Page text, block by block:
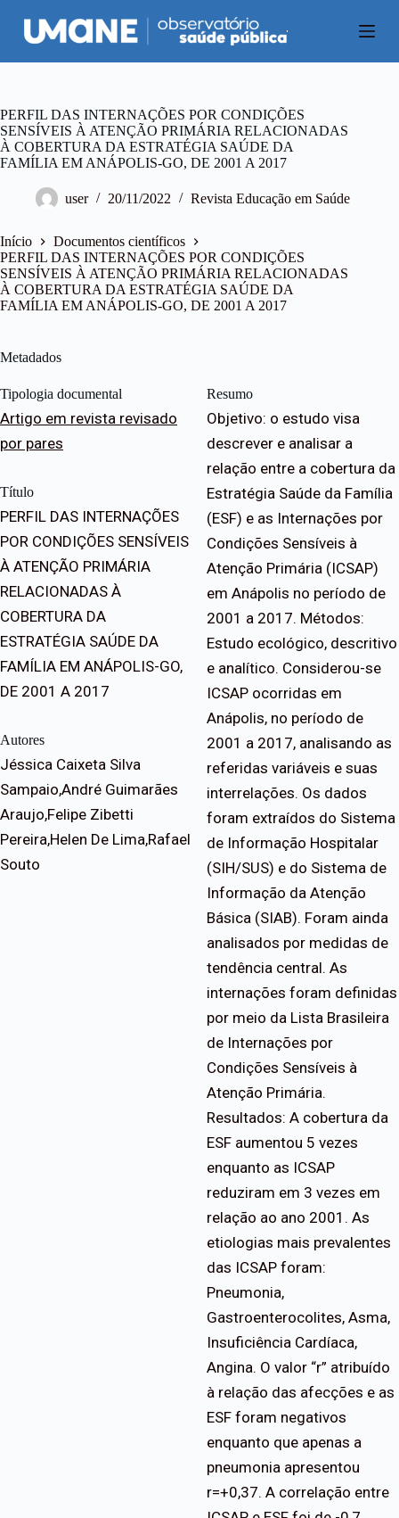
P
u
a
a
r
a
o
e
ú
d
o
PERFIL DAS INTERNAÇÕES POR CONDIÇÕES
SENSÍVEIS À ATENÇÃO PRIMÁRIA RELACIONADAS
À COBERTURA DA ESTRATÉGIA SAÚDE DA
FAMÍLIA EM ANÁPOLIS-GO, DE 2001 A 2017
user 20/11/2022 Revista Educação em Saúde
Início
Documentos científicos
PERFIL DAS INTERNAÇÕES POR CONDIÇÕES
SENSÍVEIS À ATENÇÃO PRIMÁRIA RELACIONADAS
À COBERTURA DA ESTRATÉGIA SAÚDE DA
FAMÍLIA EM ANÁPOLIS-GO, DE 2001 A 2017
Metadados
Tipologia documental
Artigo em revista revisado
por pares
Título
PERFIL DAS INTERNAÇÕES
POR CONDIÇÕES SENSÍVEIS
À ATENÇÃO PRIMÁRIA
RELACIONADAS À
COBERTURA DA
ESTRATÉGIA SAÚDE DA
FAMÍLIA EM ANÁPOLIS-GO,
DE 2001 A 2017
Autores
Jéssica Caixeta Silva
Sampaio,André Guimarães
Araujo,Felipe Zibetti
Pereira,Helen De Lima,Rafael
Souto
Resumo
Objetivo: o estudo visa
descrever e analisar a
relação entre a cobertura da
Estratégia Saúde da Família
(ESF) e as Internações por
Condições Sensíveis à
Atenção Primária (ICSAP)
em Anápolis no período de
2001 a 2017. Métodos:
Estudo ecológico, descritivo
e analítico. Considerou-se
ICSAP ocorridas em
Anápolis, no período de
2001 a 2017, analisando as
referidas variáveis e suas
interrelações. Os dados
foram extraídos do Sistema
de Informação Hospitalar
(SIH/SUS) e do Sistema de
Informação da Atenção
Básica (SIAB). Foram ainda
analisados por medidas de
tendência central. As
internações foram definidas
por meio da Lista Brasileira
de Internações por
Condições Sensíveis à
Atenção Primária.
Resultados: A cobertura da
ESF aumentou 5 vezes
enquanto as ICSAP
reduziram em 3 vezes em
relação ao ano 2001. As
etiologias mais prevalentes
das ICSAP foram:
Pneumonia,
Gastroenterocolites, Asma,
Insuficiência Cardíaca,
Angina. O valor “r” atribuído
à relação das afecções e as
ESF foram negativos
enquanto que apenas a
pneumonia apresentou
r=+0,37. A correlação entre